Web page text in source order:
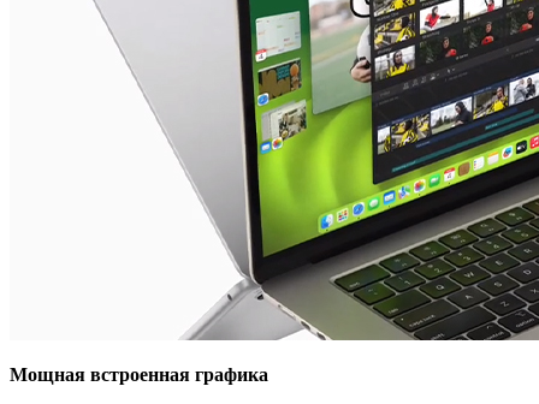
Мощная встроенная графика